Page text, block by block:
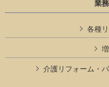
業
各種
介護リフォーム・